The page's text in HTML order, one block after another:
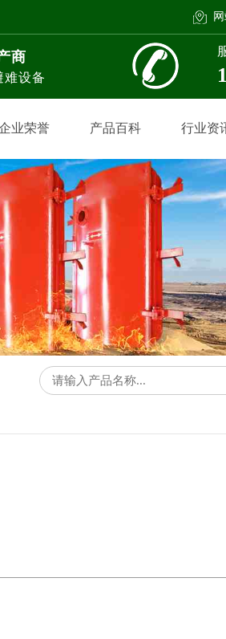
商
难设备
业荣誉 产品百科 行业资